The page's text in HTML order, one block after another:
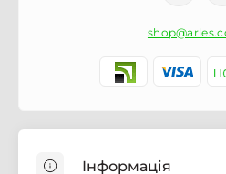
Інформація